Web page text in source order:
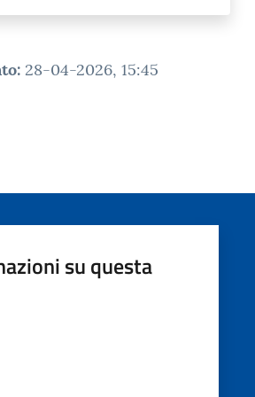
: 28-04-2026, 15:45
su questa